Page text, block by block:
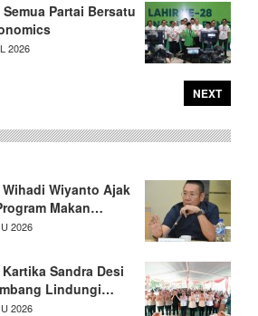
Partai Bersatu
2026
NEXT
Wiyanto Ajak
Makan…
2026
Sandra Desi
Lindungi…
2026